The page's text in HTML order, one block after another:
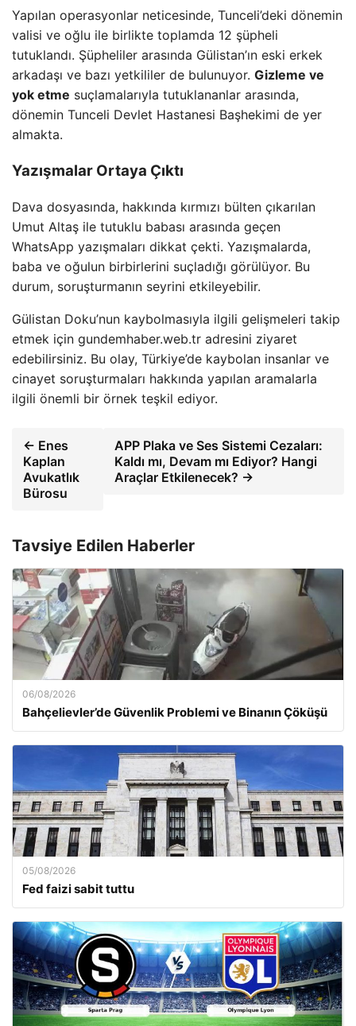
Yapılan operasyonlar neticesinde, Tunceli’deki dönemin
valisi ve oğlu ile birlikte toplamda 12 şüpheli
tutuklandı. Şüpheliler arasında Gülistan’ın eski erkek
arkadaşı ve bazı yetkililer de bulunuyor. Gizleme ve
yok etme suçlamalarıyla tutuklananlar arasında,
dönemin Tunceli Devlet Hastanesi Başhekimi de yer
almakta.
Yazışmalar Ortaya Çıktı
Dava dosyasında, hakkında kırmızı bülten çıkarılan
Umut Altaş ile tutuklu babası arasında geçen
WhatsApp yazışmaları dikkat çekti. Yazışmalarda,
baba ve oğulun birbirlerini suçladığı görülüyor. Bu
durum, soruşturmanın seyrini etkileyebilir.
Gülistan Doku’nun kaybolmasıyla ilgili gelişmeleri takip
etmek için gundemhaber.web.tr adresini ziyaret
edebilirsiniz. Bu olay, Türkiye’de kaybolan insanlar ve
cinayet soruşturmaları hakkında yapılan aramalarla
ilgili önemli bir örnek teşkil ediyor.
← Enes
Kaplan
Avukatlık
Bürosu
APP Plaka ve Ses Sistemi Cezaları:
Kaldı mı, Devam mı Ediyor? Hangi
Araçlar Etkilenecek? →
Tavsiye Edilen Haberler
06/08/2026
Bahçelievler’de Güvenlik Problemi ve Binanın Çöküşü
05/08/2026
Fed faizi sabit tuttu